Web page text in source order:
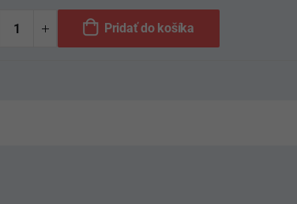
Pridať do košíka